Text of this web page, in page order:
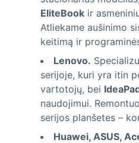
EliteBook ir
Atliekame aušinimo
keitimą ir
Lenovo.
serijoje, kuri yra itin
vartotojų, bei
naudojimui.
serijos planšetes –
Huawei, ASUS,